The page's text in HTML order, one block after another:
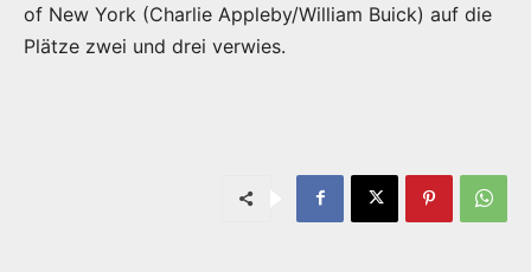
of New York (Charlie Appleby/William Buick) auf die
Plätze zwei und drei verwies.